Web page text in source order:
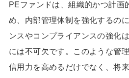
PEファンドは、組織的かつ計画
め、内部管理体制を強化するの
ンスやコンプライアンスの強化
には不可欠です。このような管
信用力を高めるだけでなく、将